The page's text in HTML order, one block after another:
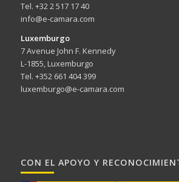
Tel. +32 2 517 17 40
info@e-camara.com
Luxemburgo
7 Avenue John F. Kennedy
L-1855, Luxemburgo
Tel. +352 661 404 399
luxemburgo@e-camara.com
CON EL APOYO Y